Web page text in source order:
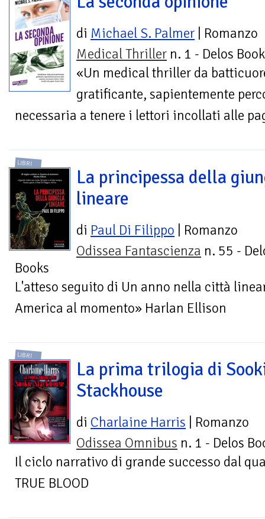
di Michael S. Palmer | Romanzo
Medical Thriller n. 1 - Delos
«Un medical thriller da
gratificante, sapientemente
necessaria a tenere i lettori incollati alle
LIBRI
La principessa della
lineare
di Paul Di Filippo | Romanzo
Odissea Fantascienza n. 55 -
Books
L'atteso seguito di Un anno nella città
America al momento» Harlan Ellison
LIBRI
La prima trilogia di
Stackhouse
di Charlaine Harris | Romanzo
Odissea Omnibus n. 1 - Delos
Il ciclo narrativo di grande successo dal
TRUE BLOOD